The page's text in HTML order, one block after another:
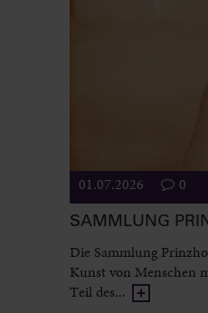
01.07.2026 0
SAMMLUNG
Die Sammlung
Kunst von Menschen
Teil des...